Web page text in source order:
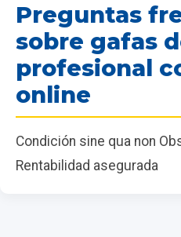
Preguntas
sobre gafas
profesional
online
Condición sine qua non
Rentabilidad asegurada